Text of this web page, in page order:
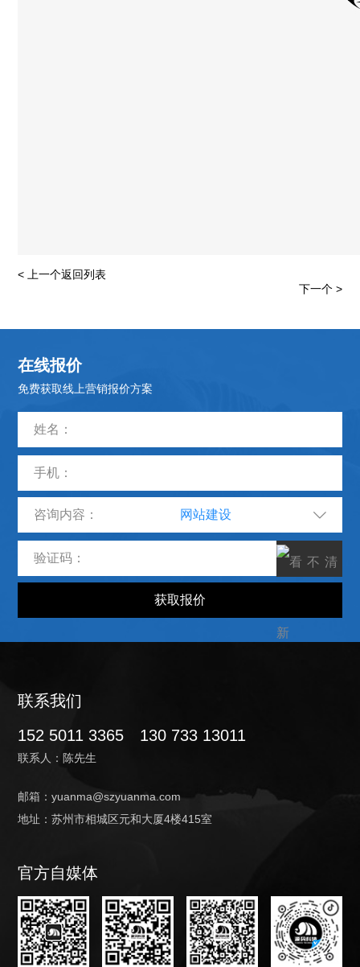
< 上一个返回列表
下一个 >
在线报价
免费获取线上营销报价方案
咨询内容：
联系我们
152 5011 3365
联系人：陈先生
130 733 13011
邮箱：yuanma@szyuanma.com
地址：苏州市相城区元和大厦4楼415室
官方自媒体